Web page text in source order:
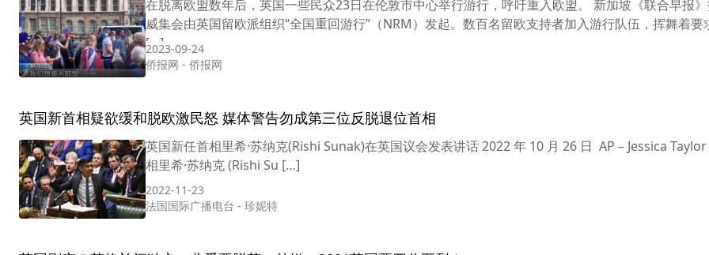
在脱离欧盟数年后，英国一些民众23日在伦敦市中心举行游行，呼吁重入欧盟。 新加坡《联合早报
威集会由英国留欧派组织“全国重回游行”（NRM）发起。数百名留欧支持者加入游行队伍，挥舞着要
[…]
2023-09-24
侨报网 - 侨报网
英国新首相疑欲缓和脱欧激民怒 媒体警告勿成第三位反脱退位首相
英国新任首相里希·苏纳克(Rishi Sunak)在英国议会发表讲话 2022 年 10 月 26 日 AP – Jessica
相里希·苏纳克 (Rishi Su […]
2022-11-23
法国国际广播电台 - 珍妮特